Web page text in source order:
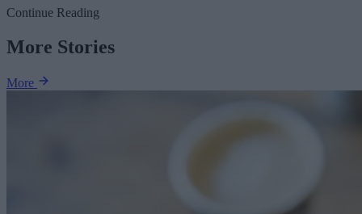
Continue Reading
More Stories
More